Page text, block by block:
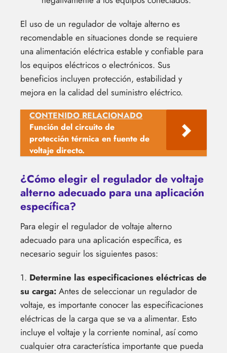
El uso de un regulador de voltaje alterno es
recomendable en situaciones donde se requiere
una alimentación eléctrica estable y confiable para
los equipos eléctricos o electrónicos. Sus
beneficios incluyen protección, estabilidad y
mejora en la calidad del suministro eléctrico.
CONTENIDO RELACIONADO
Función del circuito de
protección térmica en fuente de
voltaje directo.
¿Cómo elegir el regulador de voltaje
alterno adecuado para una aplicación
específica?
Para elegir el regulador de voltaje alterno
adecuado para una aplicación específica, es
necesario seguir los siguientes pasos:
1. Determine las especificaciones eléctricas de
su carga: Antes de seleccionar un regulador de
voltaje, es importante conocer las especificaciones
eléctricas de la carga que se va a alimentar. Esto
incluye el voltaje y la corriente nominal, así como
cualquier otra característica importante que pueda